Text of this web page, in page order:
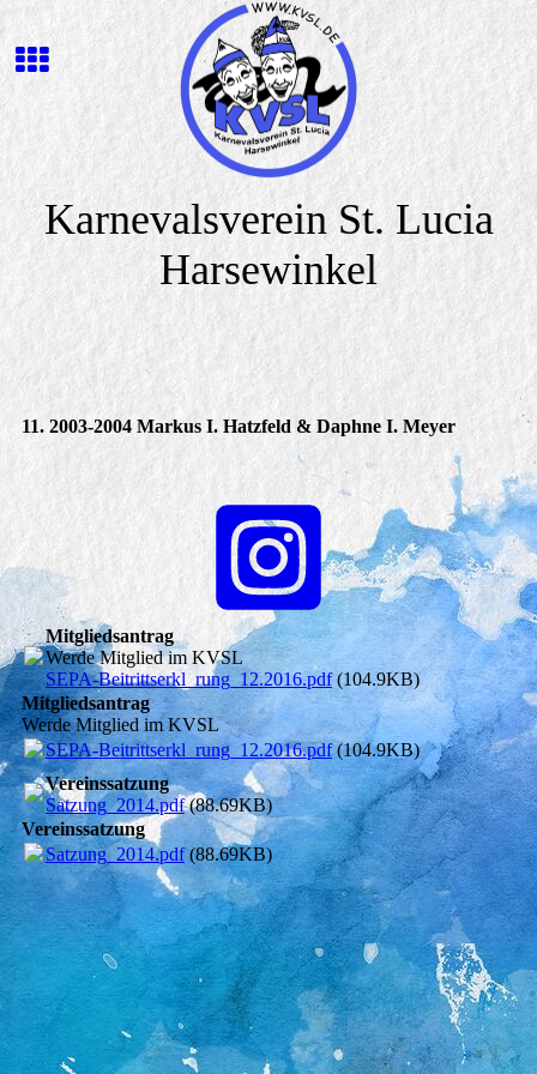
Karnevalsverein St. Lucia
Harsewinkel
11. 2003-2004 Markus I. Hatzfeld & Daphne I. Meyer
Mitgliedsantrag
Werde Mitglied im KVSL
SEPA-Beitrittserkl_rung_12.2016.pdf(104.9KB)
Mitgliedsantrag
Werde Mitglied im KVSL
SEPA-Beitrittserkl_rung_12.2016.pdf(104.9KB)
Vereinssatzung
Satzung_2014.pdf(88.69KB)
Vereinssatzung
Satzung_2014.pdf(88.69KB)